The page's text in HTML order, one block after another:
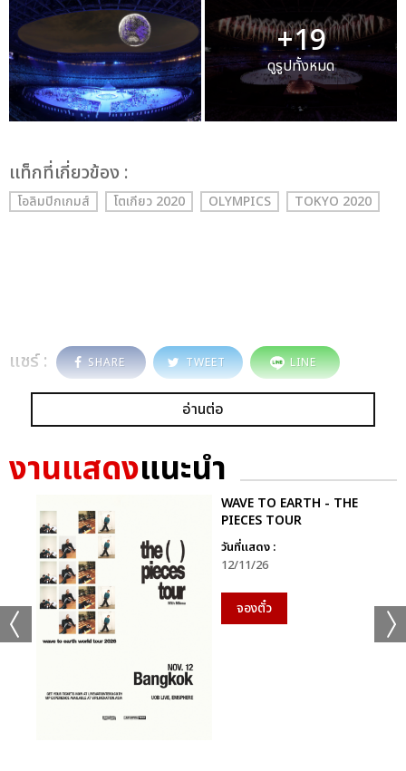
+19
ดูรูปทั้งหมด
เเท็กที่เกี่ยวข้อง :
โอลิมปิกเกมส์ โตเกียว 2020 OLYMPICS TOKYO 2020
แชร์ : SHARE TWEET LINE
อ่านต่อ
งานแสดงแนะนำ
WAVE TO EARTH - THE
PIECES TOUR
วันที่แสดง :
12/11/26
จองตั๋ว